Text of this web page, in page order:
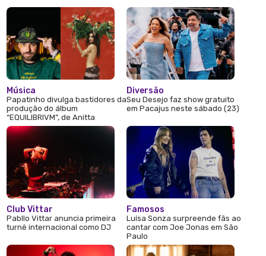
Música
Papatinho divulga bastidores da
produção do álbum
“EQUILIBRIVM”, de Anitta
Club Vittar
Pabllo Vittar anuncia primeira
turnê internacional como DJ
Diversão
Seu Desejo faz show gratuito
em Pacajus neste sábado (23)
Famosos
Luísa Sonza surpreende fãs ao
cantar com Joe Jonas em São
Paulo